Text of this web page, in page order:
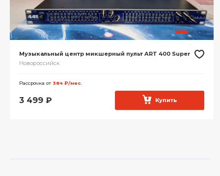
Музыкальный центр микшерный пульт ART 400 Super
Новороссийск
Рассрочка от 384 ₽/мес.
3 499 ₽ Купить